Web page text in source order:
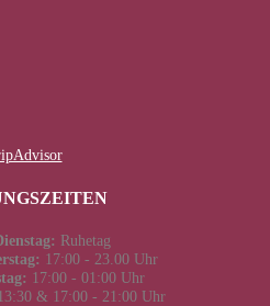
Ruhetag
17:00 - 23.00 Uhr
17:00 - 01:00 Uhr
& 17:00 - 21:00 Uhr